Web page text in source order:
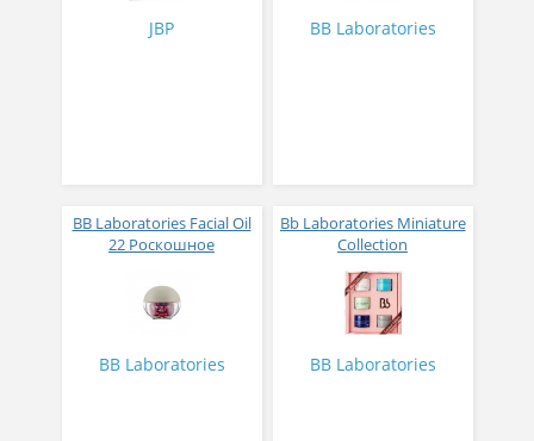
JBP BB Laboratories
BB Laboratories Facial Oil
22 Роскошное
капсульное масло № 30
BB Laboratories
Bb Laboratories Miniature
Collection
Лимитированная
коллекция
BB Laboratories